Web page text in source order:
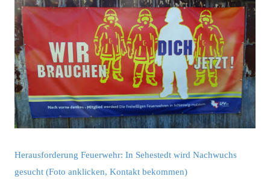
Herausforderung Feuerwehr: In Sehestedt wird Nachwuchs
gesucht (Foto anklicken, Kontakt bekommen)